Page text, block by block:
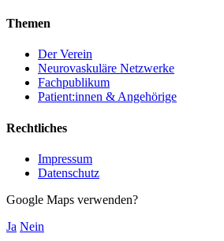
Themen
Der Verein
Neurovaskuläre Netzwerke
Fachpublikum
Patient:innen & Angehörige
Rechtliches
Impressum
Datenschutz
Google Maps verwenden?
Ja Nein